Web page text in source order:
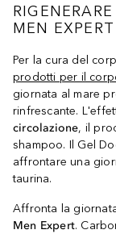
MEN EXPERT
Per la cura del
prodotti per il
giornata al mare
rinfrescante.
circolazione, il
shampoo. Il Gel
affrontare una
taurina.
Affronta la
Men Expert.